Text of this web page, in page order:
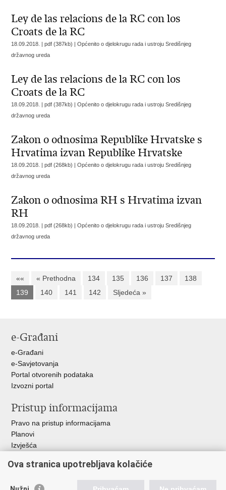
Ley de las relacions de la RC con los
Croats de la RC
18.09.2018. | pdf (387kb) |Općenito o djelokrugu rada i ustroju Središnjeg
državnog ureda
Ley de las relacions de la RC con los
Croats de la RC
18.09.2018. | pdf (387kb) |Općenito o djelokrugu rada i ustroju Središnjeg
državnog ureda
Zakon o odnosima Republike Hrvatske s
Hrvatima izvan Republike Hrvatske
18.09.2018. | pdf (268kb) |Općenito o djelokrugu rada i ustroju Središnjeg
državnog ureda
Zakon o odnosima RH s Hrvatima izvan
RH
18.09.2018. | pdf (268kb) |Općenito o djelokrugu rada i ustroju Središnjeg
državnog ureda
«« « Prethodna 134 135 136 137
138
139
140 141 142 Sljedeća »
e-Građani
e-Građani
e-Savjetovanja
Portal otvorenih podataka
Izvozni portal
Pristup informacijama
Pravo na pristup informacijama
Planovi
Izvješća
Ova stranica upotrebljava kolačiće